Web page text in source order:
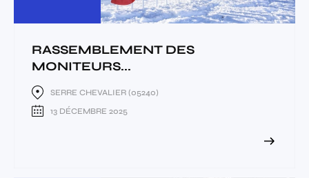
RASSEMBLEMENT DES
MONITEURS...
SERRE CHEVALIER (05240)
13 DÉCEMBRE 2025